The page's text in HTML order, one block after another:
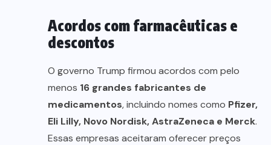
Acordos com farmacêuticas e
descontos
O governo Trump firmou acordos com pelo
menos 16 grandes fabricantes de
medicamentos, incluindo nomes como Pfizer,
Eli Lilly, Novo Nordisk, AstraZeneca e Merck.
Essas empresas aceitaram oferecer preços